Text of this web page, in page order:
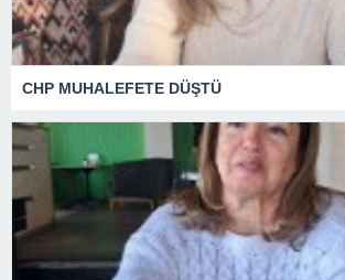
CHP MUHALEFETE DÜŞTÜ